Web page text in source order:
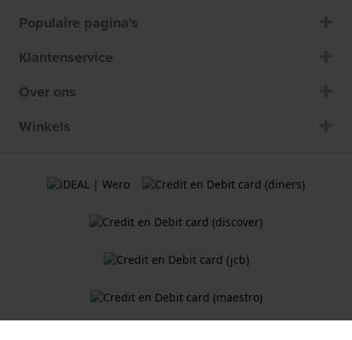
Populaire pagina's
Klantenservice
Over ons
Winkels